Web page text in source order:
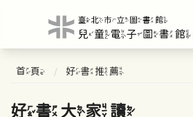
首頁 好書推薦
好書大家讀